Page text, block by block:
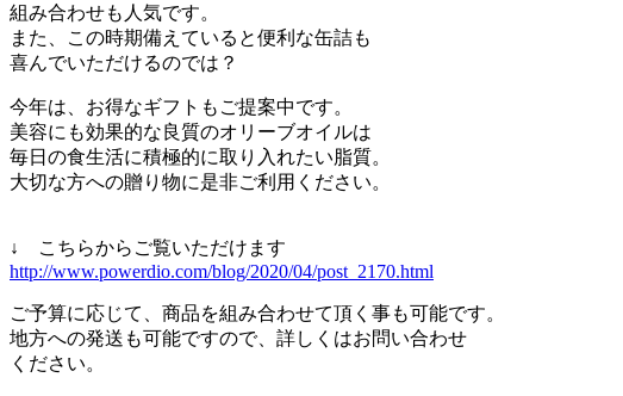
組み合わせも人気です。
また、この時期備えていると便利な缶詰も
喜んでいただけるのでは？
今年は、お得なギフトもご提案中です。
美容にも効果的な良質のオリーブオイルは
毎日の食生活に積極的に取り入れたい脂質。
大切な方への贈り物に是非ご利用ください。
↓ こちらからご覧いただけます
http://www.powerdio.com/blog/2020/04/post_2170.html
ご予算に応じて、商品を組み合わせて頂く事も可能です。
地方への発送も可能ですので、詳しくはお問い合わせ
ください。